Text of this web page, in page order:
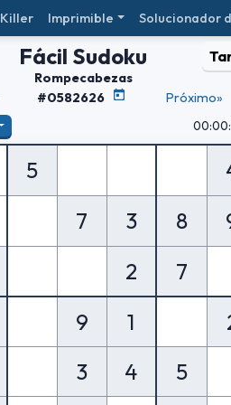
Killer Imprimible Solucionador
Fácil Sudoku
Rompecabezas
#0582626
Próximo»
5
7 3 8
2
7
9 1
3 4 5